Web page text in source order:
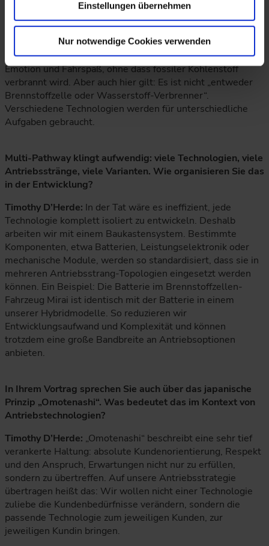
Einstellungen übernehmen
Nur notwendige Cookies verwenden
Gerade dort, wo das Geräusch eines Motors Teil der
Marken- und Fahrerfahrung ist, kann ein Wasserstoff-
Verbrenner eine interessante Lösung sein: Er ermöglicht
Emotion und Fahrspaß, ohne dass fossiler Kohlenstoff
verbrannt wird. Aber auch hier gilt: Es ist nicht „entweder
Brennstoffzelle oder Wasserstoff-Verbrenner“.
Verschiedene Technologien werden für unterschiedliche
Aufgaben gebraucht.
Multi-Pathway klingt aufwendig: viele Technologien, viele
Antriebsstränge, viele Varianten. Wie organisieren Sie das
in der Entwicklung?
Timothy D’Herde: In der Tat wäre es ineffizient, jede
Technologie komplett isoliert zu entwickeln. Deshalb
arbeiten wir mit einem Baukastensystem. Bestimmte
Komponenten, etwa Batterien, Leistungselektronik oder
mechanische Module, werden so standardisiert, dass sie in
mehreren Antriebsstrang-Topologien eingesetzt werden
können. Ein Beispiel: Die Batterie im Brennstoffzellen-
Fahrzeug Mirai ist identisch mit der Batterie in einem
unserer Hybridmodelle. So reduzieren wir
Entwicklungsaufwand und Komplexität und können
trotzdem eine große Bandbreite an Antriebsoptionen
anbieten.
In Ihrem Vortrag sprechen Sie auch über das japanische
Prinzip „Omotenashi“. Was bedeutet das im Kontext von
Antriebstechnologien?
Timothy D’Herde: „Omotenashi“ beschreibt eine sehr tief
verankerte Haltung: absolute Kundenorientierung, Respekt
und den Anspruch, Erwartungen nicht nur zu erfüllen,
sondern zu übertreffen. Auf unsere Antriebsstrategie
übertragen heißt das: Wir wollen nicht einer Technologie
zuliebe die Kundenbedürfnisse verändern, sondern die
passende Technologie zum jeweiligen Kunden, zur
jeweiligen Kundin bringen.